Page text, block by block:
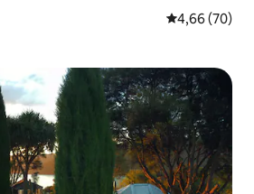
Gemiddelde
4,66 (70)